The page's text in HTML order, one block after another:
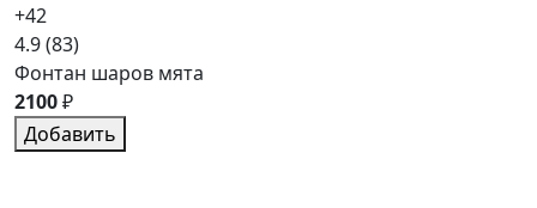
+42
4.9(83)
Фонтан шаров мята
2100₽
Добавить